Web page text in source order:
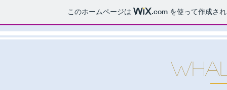
このホームページは .com を使って作成さ